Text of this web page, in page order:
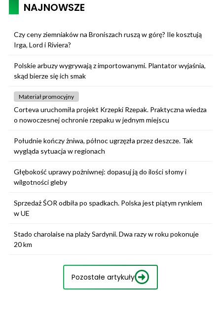
NAJNOWSZE
Czy ceny ziemniaków na Broniszach ruszą w górę? Ile kosztują
Irga, Lord i Riviera?
Polskie arbuzy wygrywają z importowanymi. Plantator wyjaśnia,
skąd bierze się ich smak
Materiał promocyjny
Corteva uruchomiła projekt Krzepki Rzepak. Praktyczna wiedza
o nowoczesnej ochronie rzepaku w jednym miejscu
Południe kończy żniwa, północ ugrzęzła przez deszcze. Tak
wygląda sytuacja w regionach
Głębokość uprawy pożniwnej: dopasuj ją do ilości słomy i
wilgotności gleby
Sprzedaż ŚOR odbiła po spadkach. Polska jest piątym rynkiem
w UE
Stado charolaise na plaży Sardynii. Dwa razy w roku pokonuje
20 km
Pozostałe artykuły